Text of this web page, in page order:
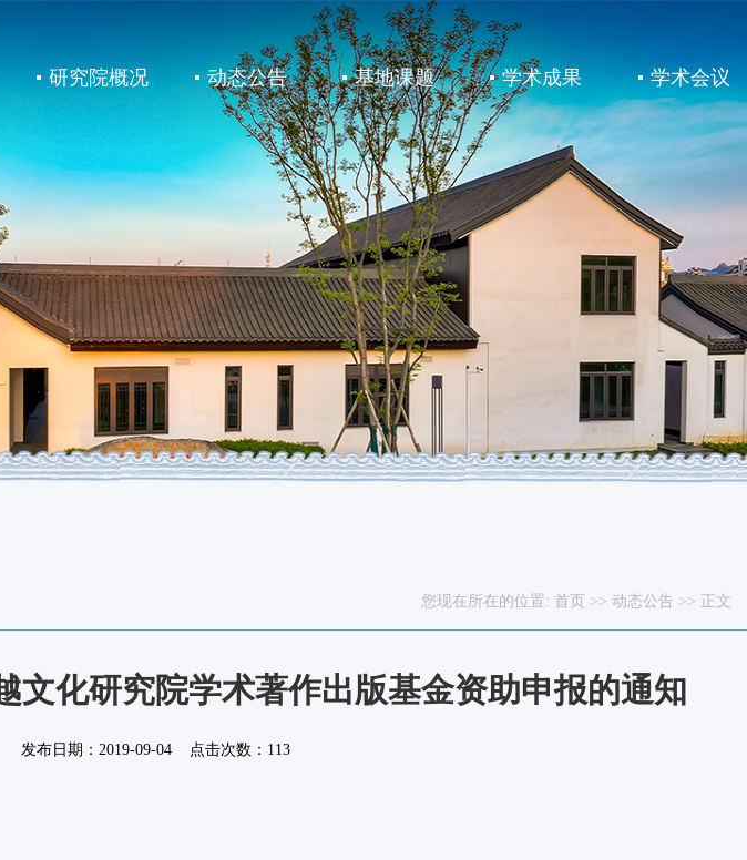
研究院概况 动态公告 基地课题 学术成果 学术会议
您现在所在的位置: 首页 >> 动态公告 >> 正文
文化研究院学术著作出版基金资助申报的通知
发布日期： 2019-09-04 点击次数： 113